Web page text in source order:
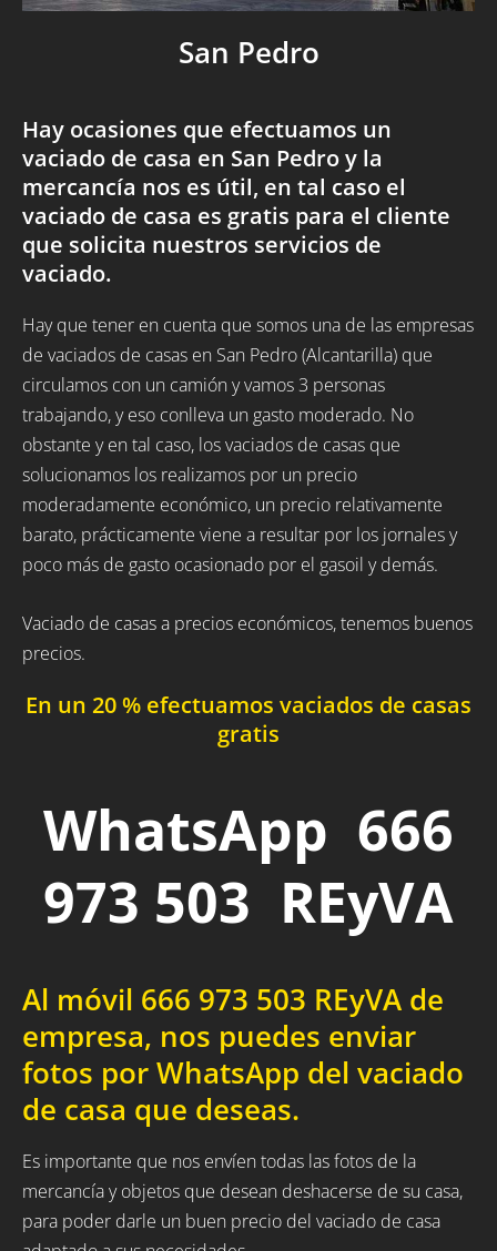
San Pedro
Hay ocasiones que efectuamos un
vaciado de casa en San Pedro y la
mercancía nos es útil, en tal caso el
vaciado de casa es gratis para el cliente
que solicita nuestros servicios de
vaciado.
Hay que tener en cuenta que somos una de las empresas
de vaciados de casas en San Pedro (Alcantarilla) que
circulamos con un camión y vamos 3 personas
trabajando, y eso conlleva un gasto moderado. No
obstante y en tal caso, los vaciados de casas que
solucionamos los realizamos por un precio
moderadamente económico, un precio relativamente
barato, prácticamente viene a resultar por los jornales y
poco más de gasto ocasionado por el gasoil y demás.
Vaciado de casas a precios económicos, tenemos buenos
precios.
En un 20 % efectuamos vaciados de casas
gratis
WhatsApp 666
973 503 REyVA
Al móvil 666 973 503 REyVA de
empresa, nos puedes enviar
fotos por WhatsApp del vaciado
de casa que deseas.
Es importante que nos envíen todas las fotos de la
mercancía y objetos que desean deshacerse de su casa,
para poder darle un buen precio del vaciado de casa